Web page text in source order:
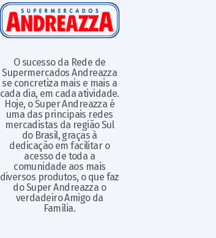
O sucesso da Rede de
Supermercados Andreazza
se concretiza mais e mais a
cada dia, em cada atividade.
Hoje, o Super Andreazza é
uma das principais redes
mercadistas da região Sul
do Brasil, graças à
dedicação em facilitar o
acesso de toda a
comunidade aos mais
diversos produtos, o que faz
do Super Andreazza o
verdadeiro Amigo da
Família.